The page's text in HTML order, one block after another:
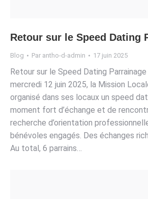
Retour sur le Speed Dating
Blog Par antho-d-admin 17 juin 2025
Retour sur le Speed Dating
mercredi 12 juin 2025, la Mission
organisé dans ses locaux un speed
moment fort d’échange et de
recherche d’orientation
bénévoles engagés. Des échanges
Au total, 6 parrains…